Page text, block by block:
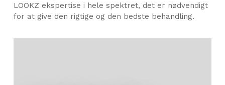
LOOKZ ekspertise i hele spektret, det er nødvendigt
for at give den rigtige og den bedste behandling.